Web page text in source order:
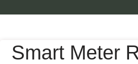
Smart Meter